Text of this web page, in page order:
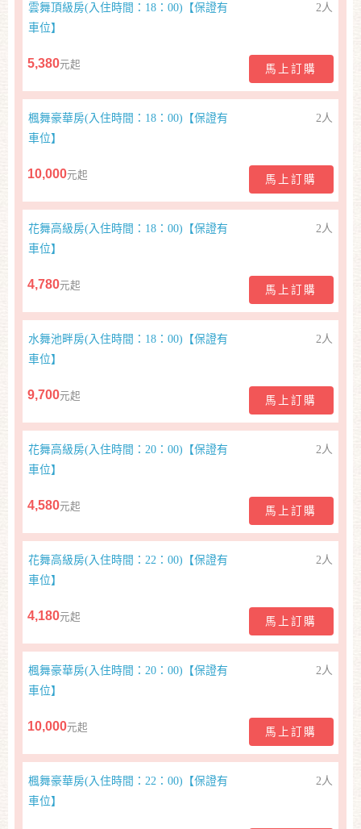
利
詢
房
國
卡
訂
請
收
據
作
案
店
商
合
作
雲舞頂級房(入住時間：18：00)【保證有
車位】
2人
5,380元起 馬上訂購
楓舞豪華房(入住時間：18：00)【保證有
車位】
2人
10,000元起 馬上訂購
花舞高級房(入住時間：18：00)【保證有
車位】
2人
4,780元起 馬上訂購
水舞池畔房(入住時間：18：00)【保證有
車位】
2人
9,700元起 馬上訂購
花舞高級房(入住時間：20：00)【保證有
車位】
2人
4,580元起 馬上訂購
花舞高級房(入住時間：22：00)【保證有
車位】
2人
4,180元起 馬上訂購
楓舞豪華房(入住時間：20：00)【保證有
車位】
2人
10,000元起 馬上訂購
楓舞豪華房(入住時間：22：00)【保證有
車位】
2人